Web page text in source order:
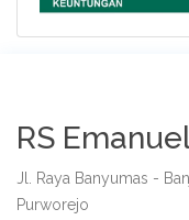
RS
Jl. Raya Banyumas -
Purworejo